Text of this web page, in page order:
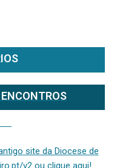
site da Diocese de
v2 ou clique aqui!